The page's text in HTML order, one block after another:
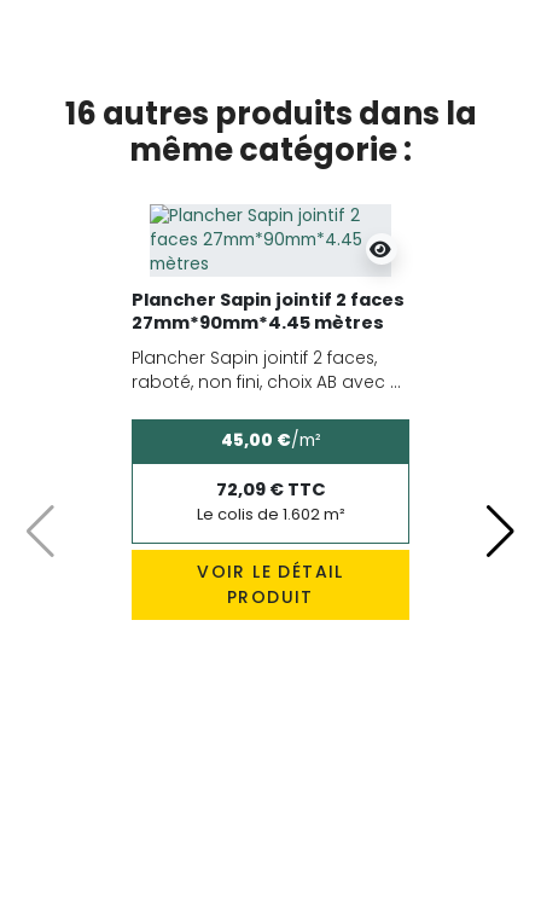
16 autres produits dans la
même catégorie :
Plancher Sapin jointif 2 faces
27mm*90mm*4.45 mètres
Plancher Sapin jointif 2 faces,
raboté, non fini, choix AB avec ...
45,00 €/m²
72,09 € TTC
Le colis de 1.602 m²
VOIR LE DÉTAIL
PRODUIT
Précédent